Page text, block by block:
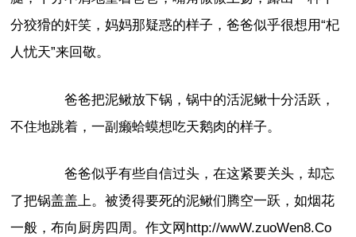
分狡猾的奸笑，妈妈那疑惑的样子，爸爸似乎很想用“杞
人忧天”来回敬。
爸爸把泥鳅放下锅，锅中的活泥鳅十分活跃，
不住地跳着，一副癞蛤蟆想吃天鹅肉的样子。
爸爸似乎有些自信过头，在这紧要关头，却忘
了把锅盖盖上。被烫得要死的泥鳅们腾空一跃，如烟花
一般，布向厨房四周。作文网http://wwW.zuoWen8.Co